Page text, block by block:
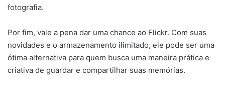
fotografia.
Por fim, vale a pena dar uma chance ao Flickr. Com suas
novidades e o armazenamento ilimitado, ele pode ser uma
ótima alternativa para quem busca uma maneira prática e
criativa de guardar e compartilhar suas memórias.